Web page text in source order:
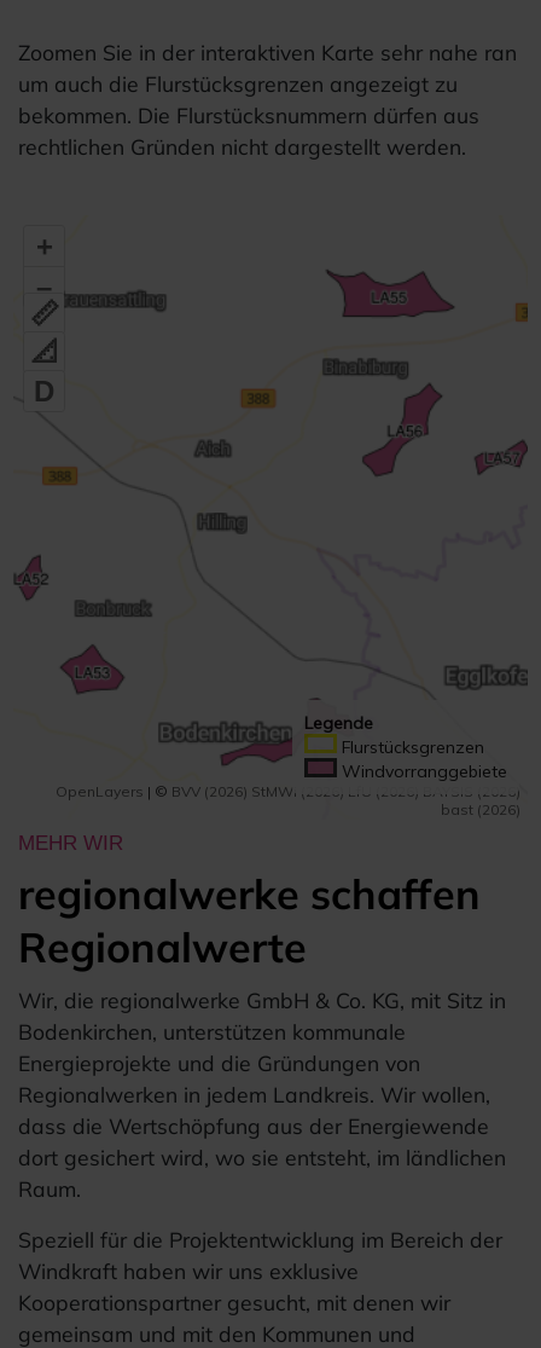
Zoomen Sie in der interaktiven Karte sehr nahe ran
um auch die Flurstücksgrenzen angezeigt zu
bekommen. Die Flurstücksnummern dürfen aus
rechtlichen Gründen nicht dargestellt werden.
MEHR WIR
regionalwerke schaffen
Regionalwerte
Wir, die regionalwerke GmbH & Co. KG, mit Sitz in
Bodenkirchen, unterstützen kommunale
Energieprojekte und die Gründungen von
Regionalwerken in jedem Landkreis. Wir wollen,
dass die Wertschöpfung aus der Energiewende
dort gesichert wird, wo sie entsteht, im ländlichen
Raum.
Speziell für die Projektentwicklung im Bereich der
Windkraft haben wir uns exklusive
Kooperationspartner gesucht, mit denen wir
gemeinsam und mit den Kommunen und